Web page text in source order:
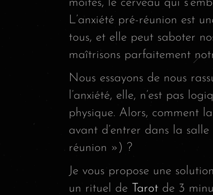
moites, le cerveau qui
L’anxiété pré-réunion est
tous, et elle peut saboter
maîtrisons parfaitement
Nous essayons de nous
l’anxiété, elle, n’est pas
physique. Alors, comment
avant d’entrer dans la
réunion ») ?
Je vous propose une
un rituel de
Tarot de 3